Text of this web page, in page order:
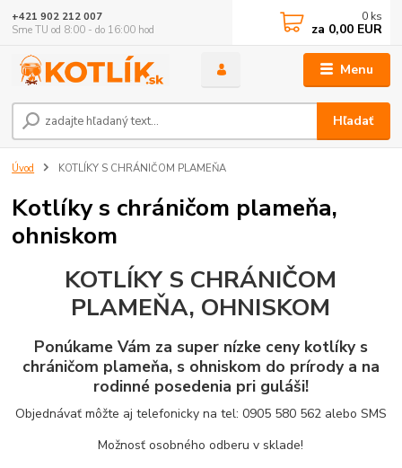
Menu
Hľadať
+421 902 212 007
Sme TU od 8:00 - do 16:00 hod
0 ks
za 0,00 EUR
Úvod KOTLÍKY S CHRÁNIČOM PLAMEŇA
Kotlíky s chráničom plameňa,
ohniskom
KOTLÍKY S CHRÁNIČOM
PLAMEŇA, OHNISKOM
Ponúkame Vám za super nízke ceny kotlíky s
chráničom plameňa, s ohniskom do prírody a na
rodinné posedenia pri guláši!
Objednávať môžte aj telefonicky na tel: 0905 580 562 alebo SMS
Možnosť osobného odberu v sklade!